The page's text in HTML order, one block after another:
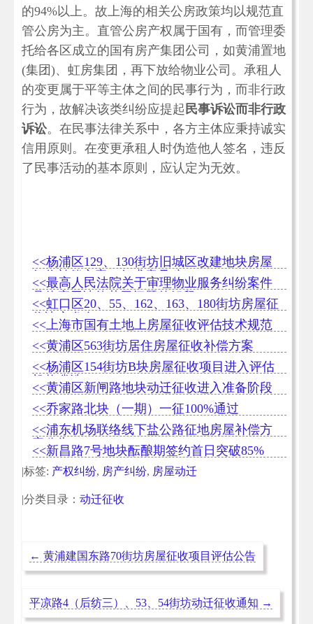
的94%以上。故上海的相关公房政策均以规范直
管公房为主。直管公房产权属于国有，而管理委
托给各区成立的国有房产集团公司，如黄浦置地
(集团)、虹房集团，再下放给物业公司。承租人
的变更属于平等主体之间的民事行为，而非行政
行为，故解决该类纠纷应提起 民事诉讼而非行政
诉讼。在民事法律关系中，各方主体应秉持诚实
信用原则。在变更承租人时伪造他人签名，违反
了民事活动的基本原则，应认定为无效。
<<杨浦区129、130街坊旧城区改建地块房屋
征收补偿方案（征求意见稿）
<<最高人民法院关于审理物业服务纠纷案件
具体应用法律若干问题的解释
<<虹口区20、55、162、163、180街坊房屋征
收决定发布
<<上海市国有土地上房屋征收评估技术规范
<<黄浦区563街坊居住房屋征收补偿方案
<<杨浦区154街坊B块房屋征收项目进入评估
机构遴选
<<黄浦区新闸路地块动迁征收进入准备阶段
<<乔家路北块（一期）一征100%通过
<<浦东机场联络线下盐公路征地房屋补偿方
案公告
<<新昌路7号地块酝酿期签约首日突破85%
|标签: 产权纠纷, 房产纠纷, 房屋动迁
|分类目录： 动迁征收
← 黄浦建国东路70街坊房屋征收项目评估公告
平凉路4（后纺三）、53、54街坊动迁征收通知 →